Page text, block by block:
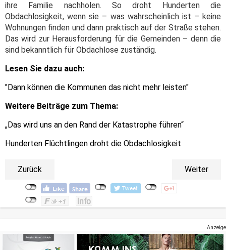
ihre Familie nachholen. So droht Hunderten die
Obdachlosigkeit, wenn sie – was wahrscheinlich ist – keine
Wohnungen finden und dann praktisch auf der Straße stehen.
Das wird zur Herausforderung für die Gemeinden – denn die
sind bekanntlich für Obdachlose zuständig.
Lesen Sie dazu auch:
"Dann können die Kommunen das nicht mehr leisten"
Weitere Beiträge zum Thema:
„Das wird uns an den Rand der Katastrophe führen“
Hunderten Flüchtlingen droht die Obdachlosigkeit
Zurück Weiter
Anzeige